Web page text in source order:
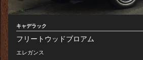
キャデラック
フリートウッドブロアム
エレガンス